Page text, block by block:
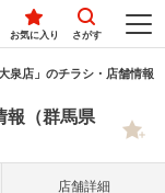
お気に入り さがす
泉店」のチラシ・店舗情報
報（群馬県
店舗詳細